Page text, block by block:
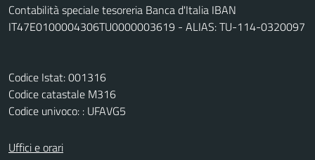
Contabilità speciale tesoreria Banca d'Italia IBAN
IT47E0100004306TU0000003619 - ALIAS: TU-114-0320097
Codice Istat: 001316
Codice catastale M316
Codice univoco: : UFAVG5
Uffici e orari